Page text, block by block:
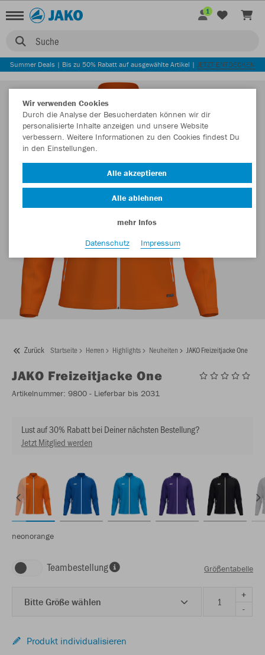
Suche
1
Summer Deals | Bis zu 50% Rabatt auf ausgewählte Artikel | JETZT ENTDECKEN
Zurück Startseite Herren Highlights Neuheiten JAKO Freizeitjacke One
JAKO Freizeitjacke One
Artikelnummer: 9800 - Lieferbar bis 2031
Lust auf 30% Rabatt bei Deiner nächsten Bestellung?
Jetzt Mitglied werden
neonorange
Teambestellung Größentabelle
Bitte Größe wählen
+
-
Produkt individualisieren
Wir verwenden Cookies
Durch die Analyse der Besucherdaten können wir dir
personalisierte Inhalte anzeigen und unsere Website
verbessern. Weitere Informationen zu den Cookies findest Du
in den Einstellungen.
Alle akzeptieren
Alle ablehnen
mehr Infos
Datenschutz
Impressum